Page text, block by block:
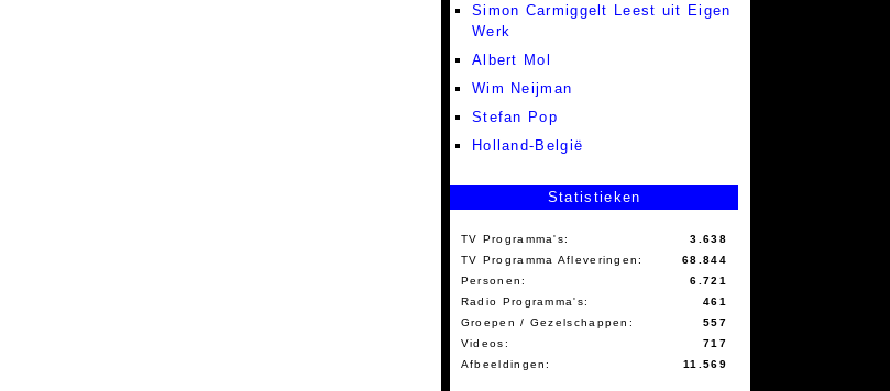
Simon Carmiggelt Leest uit Eigen
Werk
Albert Mol
Wim Neijman
Stefan Pop
Holland-België
Statistieken
TV Programma's:
3.638
TV Programma Afleveringen:
68.844
Personen:
6.721
Radio Programma's:
461
Groepen / Gezelschappen:
557
Videos:
717
Afbeeldingen:
11.569